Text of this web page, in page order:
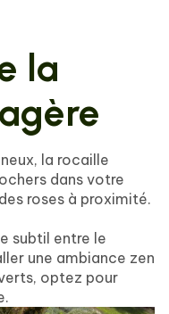
la
la rocaille
dans votre
roses à proximité.
subtil entre le
une ambiance zen
optez pour